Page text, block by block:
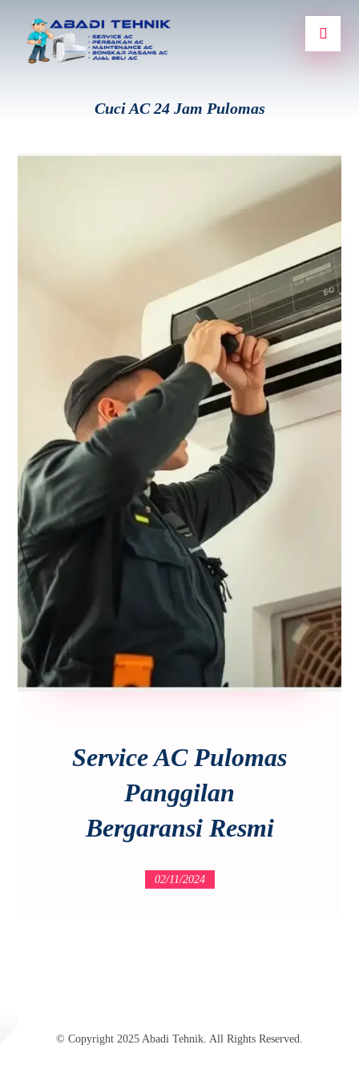
Cuci AC 24 Jam Pulomas
Service AC Pulomas
Panggilan
Bergaransi Resmi
02/11/2024
© Copyright 2025 Abadi Tehnik. All Rights Reserved.